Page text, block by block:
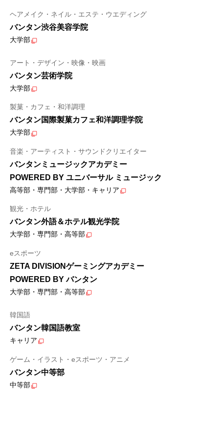
ヘアメイク・ネイル・エステ・ウエディング
バンタン渋谷美容学院
大学部
アート・デザイン・映像・映画
バンタン芸術学院
大学部
製菓・カフェ・和洋調理
バンタン国際製菓カフェ和洋調理学院
大学部
音楽・アーティスト・サウンドクリエイター
バンタンミュージックアカデミー
POWERED BY ユニバーサル ミュージック
高等部・専門部・大学部・キャリア
観光・ホテル
バンタン外語＆ホテル観光学院
大学部・専門部・高等部
eスポーツ
ZETA DIVISIONゲーミングアカデミー
POWERED BY バンタン
大学部・専門部・高等部
韓国語
バンタン韓国語教室
キャリア
ゲーム・イラスト・eスポーツ・アニメ
バンタン中等部
中等部